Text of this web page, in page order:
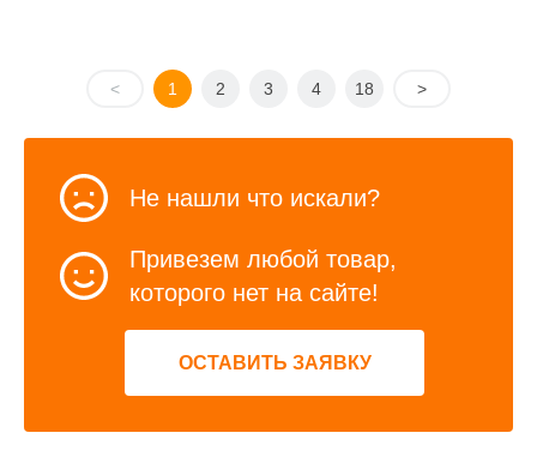
< 1 2 3 4 18 >
Не нашли что искали?
Привезем любой товар,
которого нет на сайте!
ОСТАВИТЬ ЗАЯВКУ